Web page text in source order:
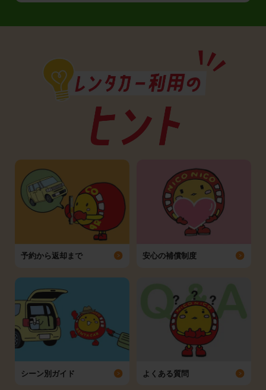
予約から返却まで 安心の補償制度
シーン別ガイド よくある質問